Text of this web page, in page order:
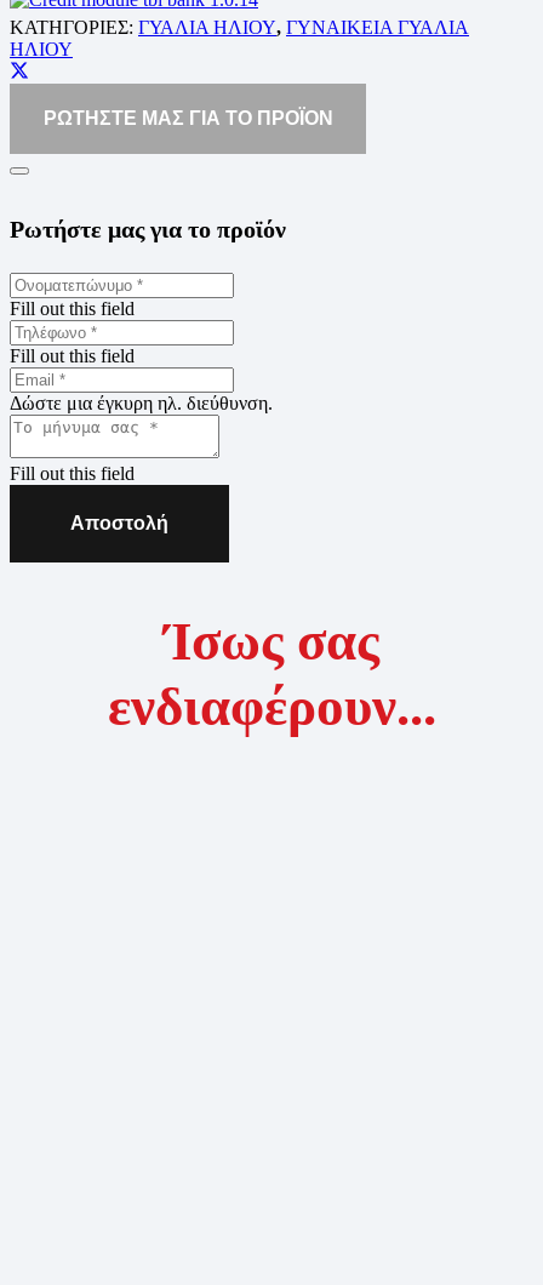
ΚΑΤΗΓΟΡΙΕΣ: ΓΥΑΛΙΑ ΗΛΙΟΥ, ΓΥΝΑΙΚΕΙΑ ΓΥΑΛΙΑ
ΗΛΙΟΥ
ΡΩΤΗΣΤΕ ΜΑΣ ΓΙΑ ΤΟ ΠΡΟΪΟΝ
Ρωτήστε μας για το προϊόν
Fill out this field
Fill out this field
Δώστε μια έγκυρη ηλ. διεύθυνση.
Fill out this field
Αποστολή
Ίσως σας
ενδιαφέρουν...